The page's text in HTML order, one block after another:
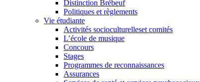
Distinction Brébeuf
Politiques et règlements
Vie étudiante
Activités socioculturelleset comités
L’école de musique
Concours
Stages
Programmes de reconnaissances
Assurances